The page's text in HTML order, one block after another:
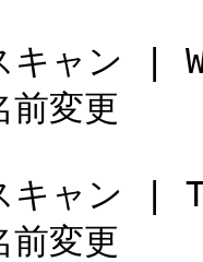
キャン |
前変更
キャン |
前変更